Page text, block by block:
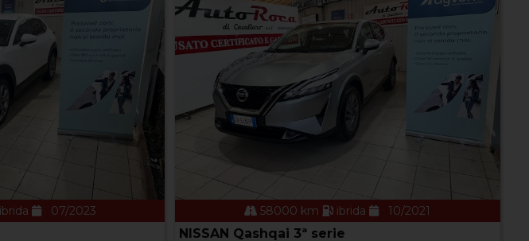
07/2023 58000 km ibrida 10/2021
NISSAN Qashqai 3ª serie